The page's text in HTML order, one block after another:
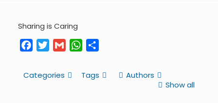
Sharing is Caring
FacebookTwitterGmail WhatsApp
Categories Tags
Authors
Show all